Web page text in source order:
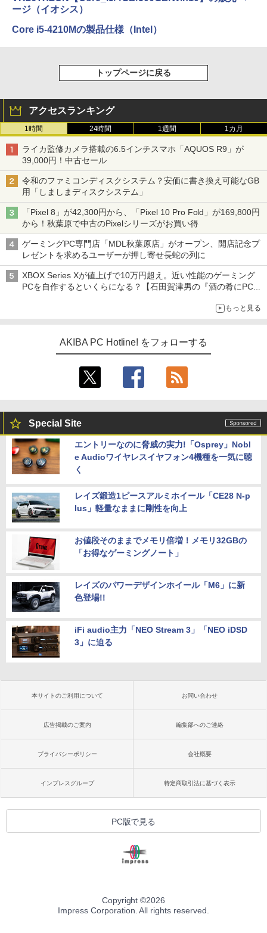
ージ（イオシス）
Core i5-4210Mの製品仕様（Intel）
トップページに戻る
アクセスランキング
1時間 24時間 1週間 1カ月
ライカ監修カメラ搭載の6.5インチスマホ「AQUOS R9」が
39,000円！中古セール
令和のファミコンディスクシステム？安価に書き換え可能なGB
用「しましまディスクシステム」
「Pixel 8」が42,300円から、「Pixel 10 Pro Fold」が169,800円
から！秋葉原で中古のPixelシリーズがお買い得
ゲーミングPC専門店「MDL秋葉原店」がオープン、開店記念プ
レゼントを求めるユーザーが押し寄せ長蛇の列に
XBOX Series Xが値上げで10万円超え。近い性能のゲーミング
PCを自作するといくらになる？【石田賀津男の『酒の肴にPCゲ
もっと見る
AKIBA PC Hotline! をフォローする
Special Site
エントリーなのに脅威の実力!「Osprey」Nobl
e Audioワイヤレスイヤフォン4機種を一気に聴
く
レイズ鍛造1ピースアルミホイール「CE28 N-p
lus」軽量なままに剛性を向上
お値段そのままでメモリ倍増！メモリ32GBの
「お得なゲーミングノート」
レイズのパワーデザインホイール「M6」に新
色登場!!
iFi audio主力「NEO Stream 3」「NEO iDSD
3」に迫る
本サイトのご利用について お問い合わせ
広告掲載のご案内 編集部へのご連絡
プライバシーポリシー 会社概要
インプレスグループ 特定商取引法に基づく表示
PC版で見る
Copyright ©2026
Impress Corporation. All rights reserved.